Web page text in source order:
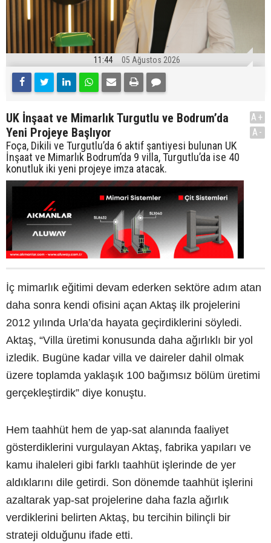
11:44 05 Ağustos 2026
UK İnşaat ve Mimarlık Turgutlu ve Bodrum’da
Yeni Projeye Başlıyor
Foça, Dikili ve Turgutlu’da 6 aktif şantiyesi bulunan UK
İnşaat ve Mimarlık Bodrum’da 9 villa, Turgutlu’da ise 40
konutluk iki yeni projeye imza atacak.
A+
A-
İç mimarlık eğitimi devam ederken sektöre adım atan
daha sonra kendi ofisini açan Aktaş ilk projelerini
2012 yılında Urla’da hayata geçirdiklerini söyledi.
Aktaş, “Villa üretimi konusunda daha ağırlıklı bir yol
izledik. Bugüne kadar villa ve daireler dahil olmak
üzere toplamda yaklaşık 100 bağımsız bölüm üretimi
gerçekleştirdik” diye konuştu.
Hem taahhüt hem de yap-sat alanında faaliyet
gösterdiklerini vurgulayan Aktaş, fabrika yapıları ve
kamu ihaleleri gibi farklı taahhüt işlerinde de yer
aldıklarını dile getirdi. Son dönemde taahhüt işlerini
azaltarak yap-sat projelerine daha fazla ağırlık
verdiklerini belirten Aktaş, bu tercihin bilinçli bir
strateji olduğunu ifade etti.